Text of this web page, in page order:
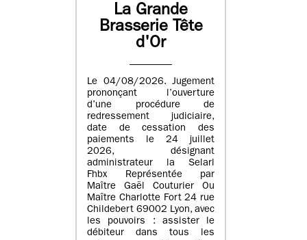
La Grande
Brasserie Tête
d'Or
Le 04/08/2026. Jugement
prononçant l’ouverture
d’une procédure de
redressement judiciaire,
date de cessation des
paiements le 24 juillet
2026, désignant
administrateur la Selarl
Fhbx Représentée par
Maître Gaël Couturier Ou
Maître Charlotte Fort 24 rue
Childebert 69002 Lyon, avec
les pouvoirs : assister le
débiteur dans tous les